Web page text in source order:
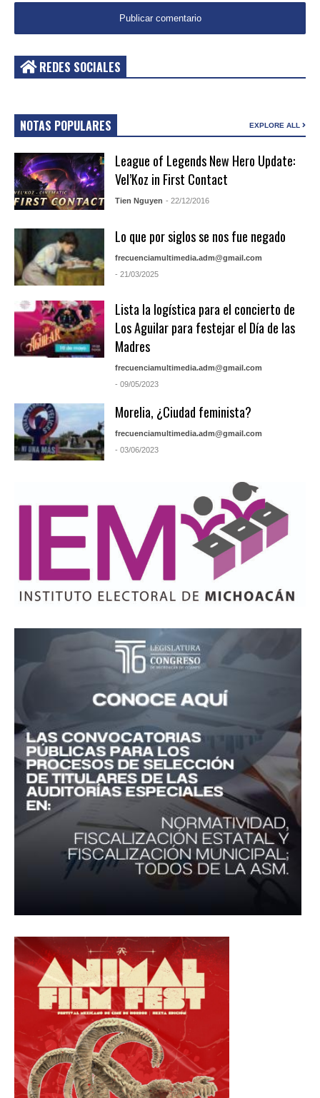
REDES SOCIALES
NOTAS POPULARES EXPLORE ALL
League of Legends New Hero Update:
Vel’Koz in First Contact
Tien Nguyen - 22/12/2016
Lo que por siglos se nos fue negado
frecuenciamultimedia.adm@gmail.com
- 21/03/2025
Lista la logística para el concierto de
Los Aguilar para festejar el Día de las
Madres
frecuenciamultimedia.adm@gmail.com
- 09/05/2023
Morelia, ¿Ciudad feminista?
frecuenciamultimedia.adm@gmail.com
- 03/06/2023